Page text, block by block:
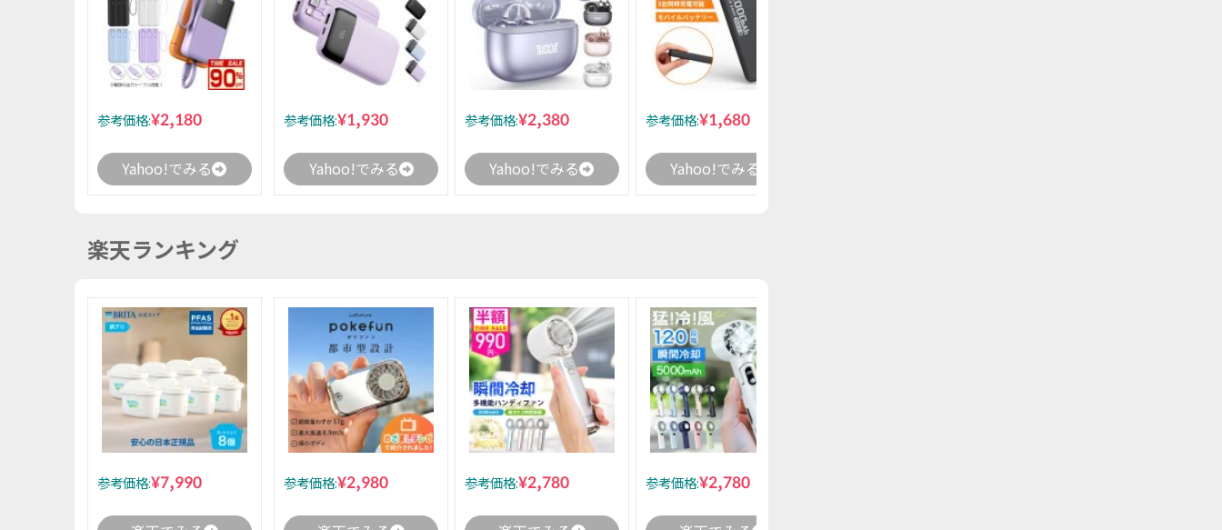
参考価格:¥2,180
Yahoo!でみる
参考価格:¥1,930
Yahoo!でみる
参考価格:¥2,380
Yahoo!でみる
参考価格:¥1,680
Yahoo!でみる
楽天ランキング
参考価格:¥7,990 参考価格:¥2,980 参考価格:¥2,780 参考価格:¥2,780